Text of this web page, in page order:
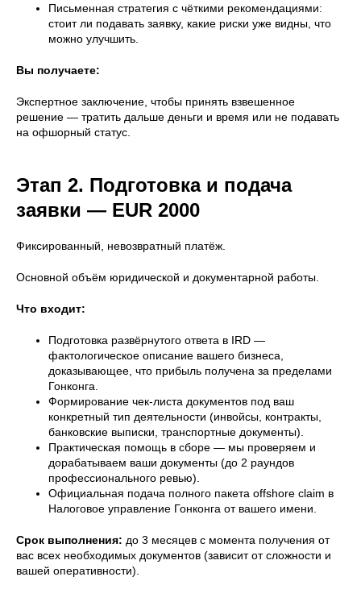
Письменная стратегия с чёткими рекомендациями:
стоит ли подавать заявку, какие риски уже видны, что
можно улучшить.
Вы получаете:
Экспертное заключение, чтобы принять взвешенное
решение — тратить дальше деньги и время или не подавать
на офшорный статус.
Этап 2. Подготовка и подача
заявки — EUR 2000
Фиксированный, невозвратный платёж.
Основной объём юридической и документарной работы.
Что входит:
Подготовка развёрнутого ответа в IRD —
фактологическое описание вашего бизнеса,
доказывающее, что прибыль получена за пределами
Гонконга.
Формирование чек-листа документов под ваш
конкретный тип деятельности (инвойсы, контракты,
банковские выписки, транспортные документы).
Практическая помощь в сборе — мы проверяем и
дорабатываем ваши документы (до 2 раундов
профессионального ревью).
Официальная подача полного пакета offshore claim в
Налоговое управление Гонконга от вашего имени.
Срок выполнения: до 3 месяцев с момента получения от
вас всех необходимых документов (зависит от сложности и
вашей оперативности).